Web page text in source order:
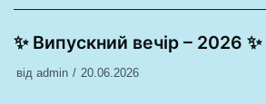
✨ Випускний вечір – 2026 ✨
від admin 20.06.2026